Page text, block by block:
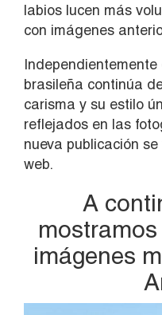
labios lucen más
con imágenes
brasileña continúa
carisma y su estilo
reflejados en las
nueva publicación
web.
A
imágenes